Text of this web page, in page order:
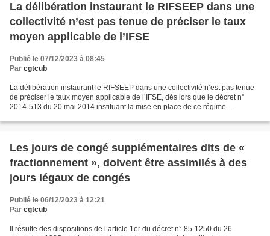
La délibération instaurant le RIFSEEP dans une
collectivité n’est pas tenue de préciser le taux
moyen applicable de l’IFSE
Publié le 07/12/2023 à 08:45
Par cgtcub
La délibération instaurant le RIFSEEP dans une collectivité n’est pas tenue
de préciser le taux moyen applicable de l’IFSE, dès lors que le décret n°
2014-513 du 20 mai 2014 instituant la mise en place de ce régime
Les jours de congé supplémentaires dits de «
fractionnement », doivent être assimilés à des
jours légaux de congés
Publié le 06/12/2023 à 12:21
Par cgtcub
Il résulte des dispositions de l’article 1er du décret n° 85-1250 du 26